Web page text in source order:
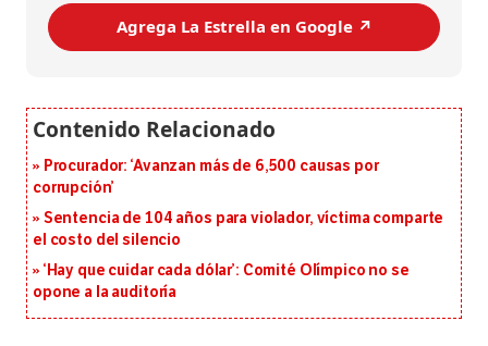
Agrega La Estrella en Google ↗️
Procurador: ‘Avanzan más de 6,500 causas por
corrupción’
Sentencia de 104 años para violador, víctima comparte
el costo del silencio
‘Hay que cuidar cada dólar’: Comité Olímpico no se
opone a la auditoría